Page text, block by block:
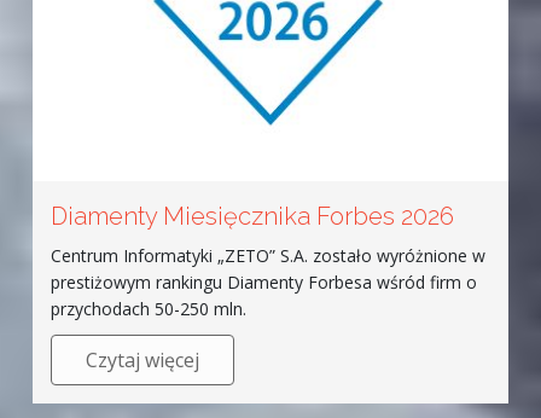
Diamenty Miesięcznika Forbes 2026
Centrum Informatyki „ZETO” S.A. zostało wyróżnione w
prestiżowym rankingu Diamenty Forbesa wśród firm o
przychodach 50-250 mln.
Czytaj więcej